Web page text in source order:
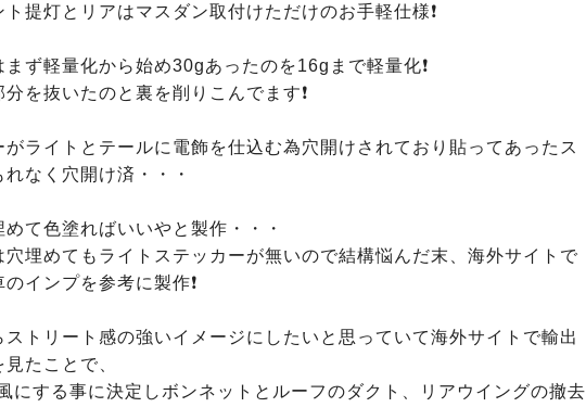
提灯とリアはマスダン取付けただけのお手軽仕様❗️
ず軽量化から始め30gあったのを16gまで軽量化❗️
を抜いたのと裏を削りこんでます❗️
がライトとテールに電飾を仕込む為穴開けされており貼ってあったス
なく穴開け済・・・
て色塗ればいいやと製作・・・
穴埋めてもライトステッカーが無いので結構悩んだ末、海外サイトで
インプを参考に製作❗️
ストリート感の強いイメージにしたいと思っていて海外サイトで輸出
たことで、
にする事に決定しボンネットとルーフのダクト、リアウイングの撤去